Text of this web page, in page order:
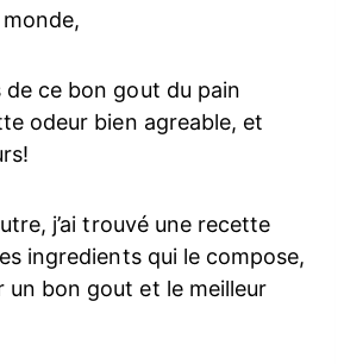
de ce bon gout du pain
odeur bien agreable, et
j’ai trouvé une recette
ingredients qui le compose,
un bon gout et le meilleur